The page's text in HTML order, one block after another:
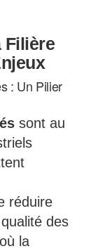
Filière
: Un Pilier
sont au
réduire
des
la